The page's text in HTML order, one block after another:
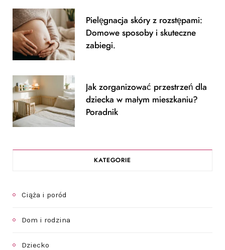
Pielęgnacja skóry z rozstępami:
Domowe sposoby i skuteczne
zabiegi.
Jak zorganizować przestrzeń dla
dziecka w małym mieszkaniu?
Poradnik
KATEGORIE
Ciąża i poród
Dom i rodzina
Dziecko